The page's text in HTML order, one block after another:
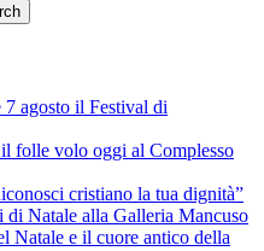
agosto il Festival di
folle volo oggi al Complesso
cristiano la tua dignità”
Natale alla Galleria Mancuso
e il cuore antico della